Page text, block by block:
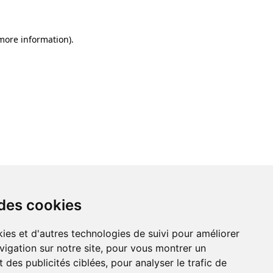
cookies
et d'autres technologies de suivi pour améliorer
sur notre site, pour vous montrer un
des publicités ciblées, pour analyser le trafic de
information).